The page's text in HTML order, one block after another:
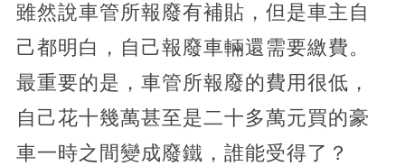
雖然說車管所報廢有補貼，但是車主自
己都明白，自己報廢車輛還需要繳費。
最重要的是，車管所報廢的費用很低，
自己花十幾萬甚至是二十多萬元買的豪
車一時之間變成廢鐵，誰能受得了？